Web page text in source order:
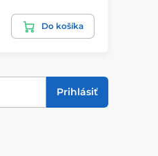
Do košíka
Prihlásiť